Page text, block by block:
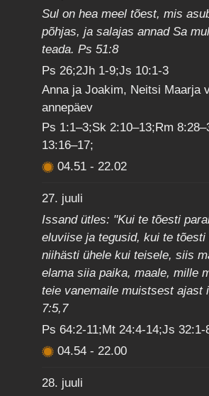
Sul on hea meel tõest, mis
põhjas, ja salajas annad Sa
teada. Ps 51:8
Ps 26;2Jh 1-9;Js 10:1-3
Anna ja Joakim, Neitsi Maarja
annepäev
Ps 1:1–3;Sk 2:10–13;Rm
13:16–17;
04.51-22.02
27. juuli
Issand ütles: "Kui te tõesti
eluviise ja tegusid, kui te tõesti
niihästi ühele kui teisele, siis
elama siia paika, maale, mille
teie vanemaile muistsest ajast
7:5,7
Ps 64:2-11;Mt 24:4-14;Js 32:1-
04.54-22.00
28. juuli